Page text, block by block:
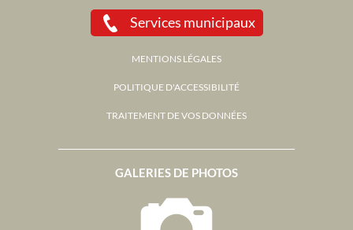
GALERIES DE PHOTOS
Services municipaux
MENTIONS LÉGALES
POLITIQUE D'ACCESSIBILITÉ
TRAITEMENT DE VOS DONNÉES